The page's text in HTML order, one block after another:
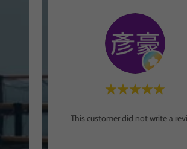
This customer did not write a